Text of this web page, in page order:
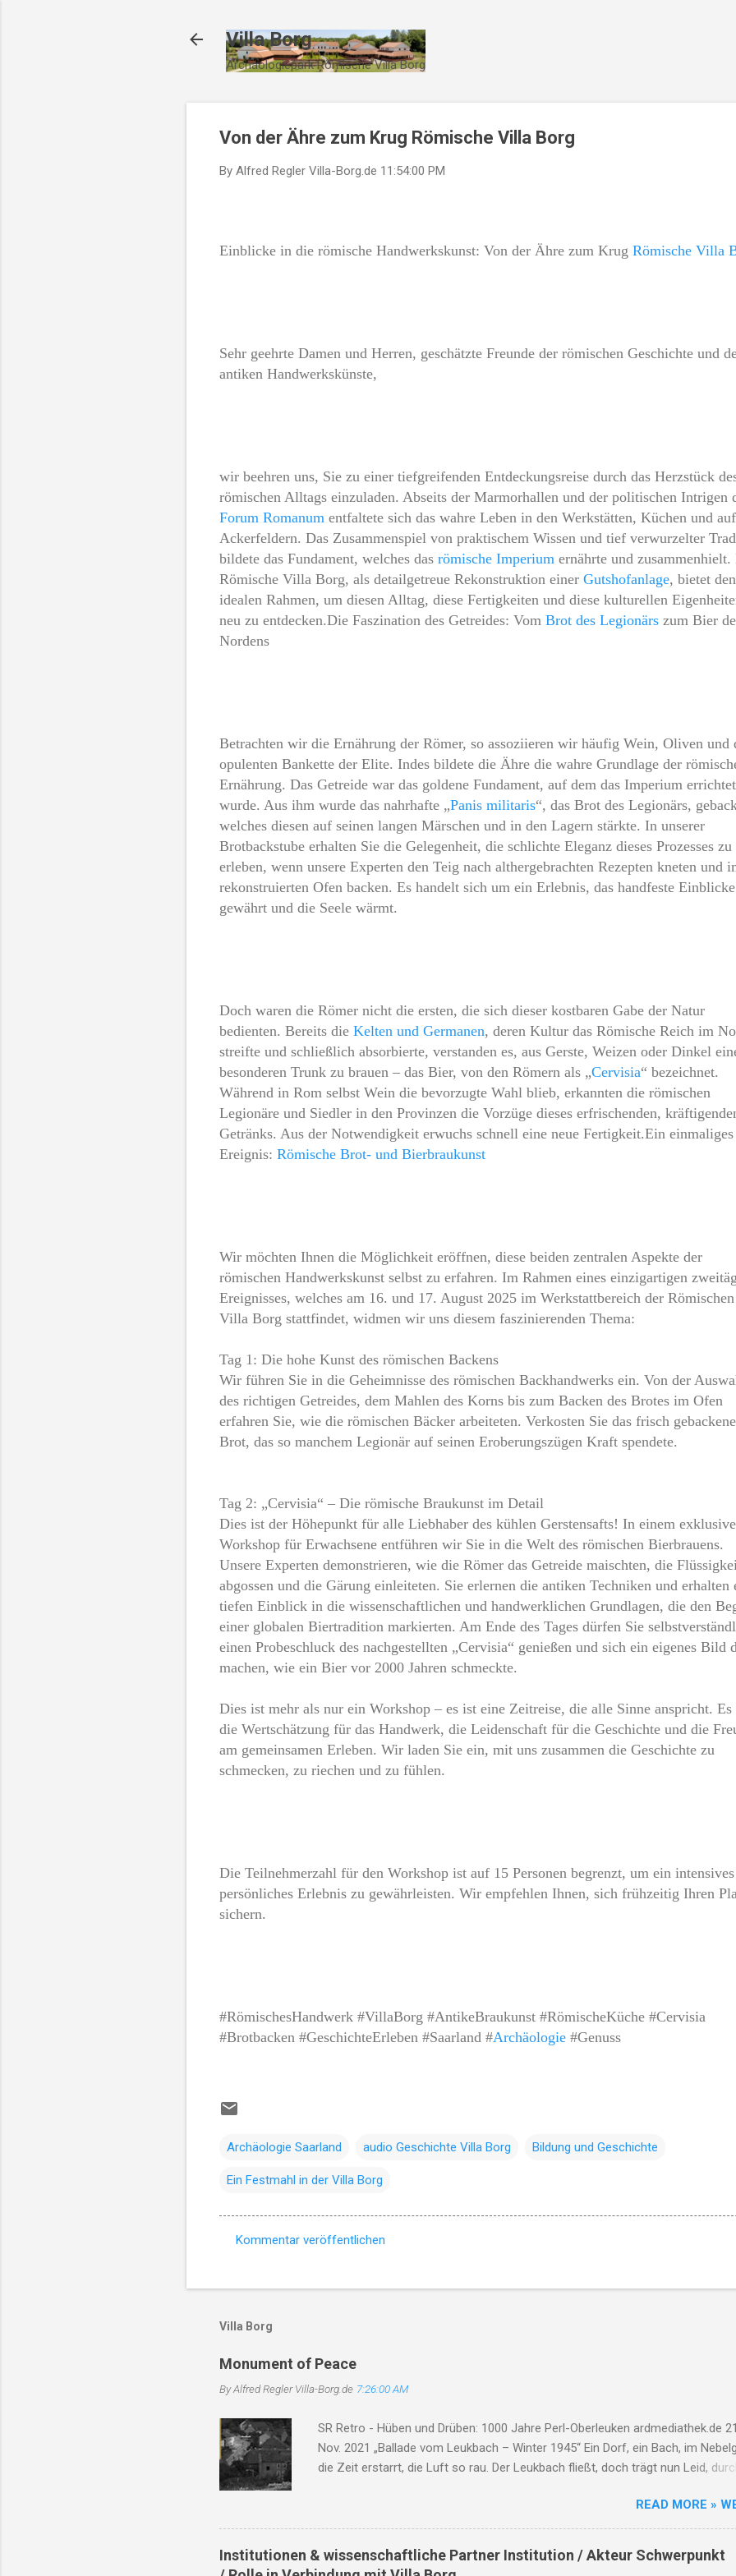
Villa Borg
Archäologiepark Römische Villa Borg
Von der Ähre zum Krug Römische Villa Borg
By Alfred Regler Villa-Borg.de 11:54:00 PM
Einblicke in die römische Handwerkskunst: Von der Ähre zum Krug Römische Villa
Sehr geehrte Damen und Herren, geschätzte Freunde der römischen Geschichte und
antiken Handwerkskünste,
wir beehren uns, Sie zu einer tiefgreifenden Entdeckungsreise durch das Herzstück
römischen Alltags einzuladen. Abseits der Marmorhallen und der politischen Intrigen
Forum Romanum entfaltete sich das wahre Leben in den Werkstätten, Küchen und
Ackerfeldern. Das Zusammenspiel von praktischem Wissen und tief verwurzelter
bildete das Fundament, welches das römische Imperium ernährte und zusammenhielt.
Römische Villa Borg, als detailgetreue Rekonstruktion einer Gutshofanlage, bietet den
idealen Rahmen, um diesen Alltag, diese Fertigkeiten und diese kulturellen
neu zu entdecken.Die Faszination des Getreides: Vom Brot des Legionärs zum Bier
Nordens
Betrachten wir die Ernährung der Römer, so assoziieren wir häufig Wein, Oliven und
opulenten Bankette der Elite. Indes bildete die Ähre die wahre Grundlage der
Ernährung. Das Getreide war das goldene Fundament, auf dem das Imperium errichtet
wurde. Aus ihm wurde das nahrhafte „Panis militaris“, das Brot des Legionärs,
welches diesen auf seinen langen Märschen und in den Lagern stärkte. In unserer
Brotbackstube erhalten Sie die Gelegenheit, die schlichte Eleganz dieses Prozesses zu
erleben, wenn unsere Experten den Teig nach althergebrachten Rezepten kneten und
rekonstruierten Ofen backen. Es handelt sich um ein Erlebnis, das handfeste Einblicke
gewährt und die Seele wärmt.
Doch waren die Römer nicht die ersten, die sich dieser kostbaren Gabe der Natur
bedienten. Bereits die Kelten und Germanen, deren Kultur das Römische Reich im
streifte und schließlich absorbierte, verstanden es, aus Gerste, Weizen oder Dinkel
besonderen Trunk zu brauen – das Bier, von den Römern als „Cervisia“ bezeichnet.
Während in Rom selbst Wein die bevorzugte Wahl blieb, erkannten die römischen
Legionäre und Siedler in den Provinzen die Vorzüge dieses erfrischenden,
Getränks. Aus der Notwendigkeit erwuchs schnell eine neue Fertigkeit.Ein einmaliges
Ereignis: Römische Brot- und Bierbraukunst
Wir möchten Ihnen die Möglichkeit eröffnen, diese beiden zentralen Aspekte der
römischen Handwerkskunst selbst zu erfahren. Im Rahmen eines einzigartigen
Ereignisses, welches am 16. und 17. August 2025 im Werkstattbereich der Römischen
Villa Borg stattfindet, widmen wir uns diesem faszinierenden Thema:
Tag 1: Die hohe Kunst des römischen Backens
Wir führen Sie in die Geheimnisse des römischen Backhandwerks ein. Von der
des richtigen Getreides, dem Mahlen des Korns bis zum Backen des Brotes im Ofen
erfahren Sie, wie die römischen Bäcker arbeiteten. Verkosten Sie das frisch gebackene
Brot, das so manchem Legionär auf seinen Eroberungszügen Kraft spendete.
Tag 2: „Cervisia“ – Die römische Braukunst im Detail
Dies ist der Höhepunkt für alle Liebhaber des kühlen Gerstensafts! In einem
Workshop für Erwachsene entführen wir Sie in die Welt des römischen Bierbrauens.
Unsere Experten demonstrieren, wie die Römer das Getreide maischten, die
abgossen und die Gärung einleiteten. Sie erlernen die antiken Techniken und erhalten
tiefen Einblick in die wissenschaftlichen und handwerklichen Grundlagen, die den
einer globalen Biertradition markierten. Am Ende des Tages dürfen Sie
einen Probeschluck des nachgestellten „Cervisia“ genießen und sich ein eigenes Bild
machen, wie ein Bier vor 2000 Jahren schmeckte.
Dies ist mehr als nur ein Workshop – es ist eine Zeitreise, die alle Sinne anspricht. Es
die Wertschätzung für das Handwerk, die Leidenschaft für die Geschichte und die
am gemeinsamen Erleben. Wir laden Sie ein, mit uns zusammen die Geschichte zu
schmecken, zu riechen und zu fühlen.
Die Teilnehmerzahl für den Workshop ist auf 15 Personen begrenzt, um ein
persönliches Erlebnis zu gewährleisten. Wir empfehlen Ihnen, sich frühzeitig Ihren
sichern.
#RömischesHandwerk #VillaBorg #AntikeBraukunst #RömischeKüche #Cervisia
#Brotbacken #GeschichteErleben #Saarland #Archäologie #Genuss
Archäologie Saarland audio Geschichte Villa Borg Bildung und Geschichte
Ein Festmahl in der Villa Borg
m
n
t
a
r
e
Kommentar veröffentlichen
Villa Borg
Monument of Peace
By Alfred ReglerVilla-Borg.de 7:26:00 AM
SR Retro - Hüben und Drüben: 1000 Jahre Perl-Oberleuken ardmediathek.de
Nov. 2021 „Ballade vom Leukbach – Winter 1945“ Ein Dorf, ein Bach, im
die Zeit erstarrt, die Luft so rau. Der Leukbach fließt, doch trägt nun Leid,
das Dorf zur Ruh gebracht. Oberleuken, einst so still, liegt nun in Schutt,
Will'. Die Häuser brennen, Felder leer, der Himmel weint, die Herzen schwer.
Bach, er fließt durch Asche, Stein, nimmt mit das Leid, lässt niemand allein.
Soldaten kamen, zogen fort, zurück blieb nur ein öder Ort. Der Leukbach, Zeuge
READ MORE »
Institutionen & wissenschaftliche Partner Institution / Akteur Schwerpunkt